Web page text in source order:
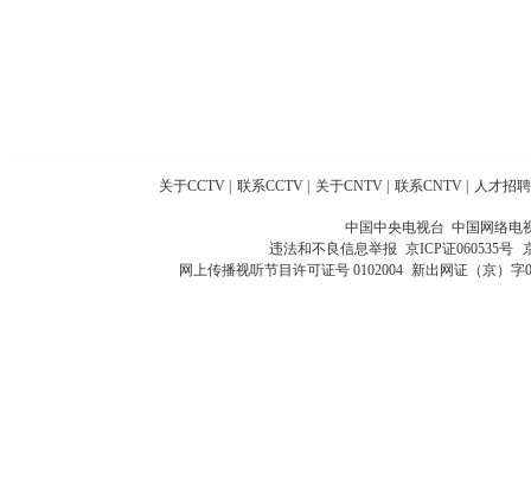
关于CCTV 联系CCTV 关于CNTV 联系CNTV 人才招聘
中国中央电视台 中国网络电
违法和不良信息举报 京ICP证060535号
网上传播视听节目许可证号 0102004 新出网证（京）